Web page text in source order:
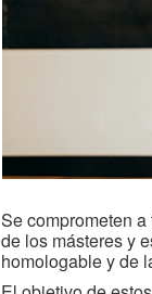
Se comprometen
de los másteres y
homologable y de